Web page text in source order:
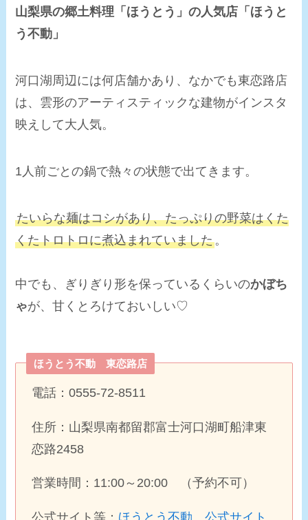
山梨県の郷土料理「ほうとう」の人気店「ほうと
う不動」
河口湖周辺には何店舗かあり、なかでも東恋路店
は、雲形のアーティスティックな建物がインスタ
映えして大人気。
1人前ごとの鍋で熱々の状態で出てきます。
たいらな麺はコシがあり、たっぷりの野菜はくた
くたトロトロに煮込まれていました。
中でも、ぎりぎり形を保っているくらいのかぼち
ゃが、甘くとろけておいしい♡
ほうとう不動 東恋路店
電話：0555-72-8511
住所：山梨県南都留郡富士河口湖町船津東
恋路2458
営業時間：11:00～20:00 （予約不可）